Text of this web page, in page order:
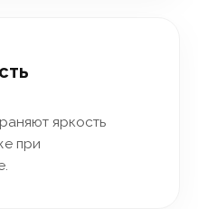
яркость
при